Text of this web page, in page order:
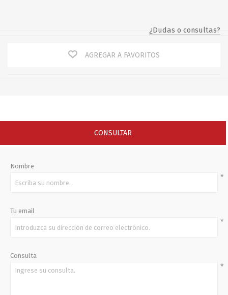
¿Dudas o consultas?
AGREGAR A FAVORITOS
CONSULTAR
Nombre
*
Tu email
*
Consulta
*